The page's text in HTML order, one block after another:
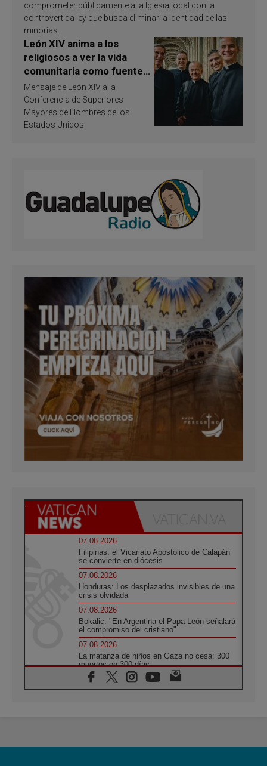
comprometer públicamente a la Iglesia local con la
controvertida ley que busca eliminar la identidad de las
minorías.
León XIV anima a los
religiosos a ver la vida
comunitaria como fuente
de inspiración y
santificación
Mensaje de León XIV a la
Conferencia de Superiores
Mayores de Hombres de los
Estados Unidos
07.08.2026
Filipinas: el Vicariato Apostólico de Calapán
se convierte en diócesis
07.08.2026
Honduras: Los desplazados invisibles de una
crisis olvidada
07.08.2026
Bokalic: "En Argentina el Papa León señalará
el compromiso del cristiano"
07.08.2026
La matanza de niños en Gaza no cesa: 300
muertos en 300 días
07.08.2026
Tagle: La guerra desfigura el mundo, solo la